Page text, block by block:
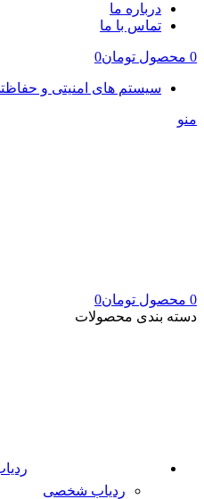
درباره ما
تماس با ما
0 محصول تومان0
سیستم های امنیتی و
منو
0 محصول تومان0
دسته بندی محصولات
ردیاب شخصی